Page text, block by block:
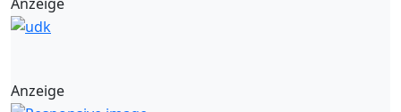
Anzeige
Anzeige